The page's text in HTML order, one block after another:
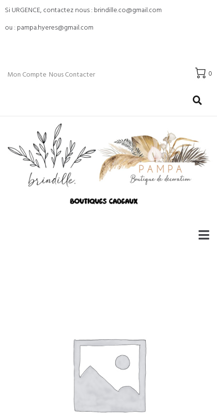
Si URGENCE, contactez nous : brindille.co@gmail.com
ou : pampa.hyeres@gmail.com
Mon Compte Nous Contacter 0